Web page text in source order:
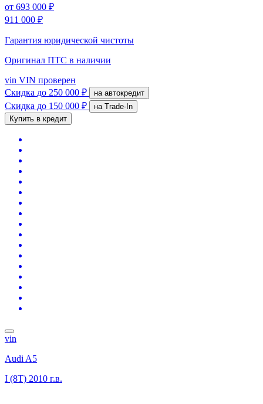
от 693 000 ₽
911 000 ₽
Гарантия юридической чистоты
Оригинал ПТС в наличии
vin VIN проверен
Скидка до 250 000 ₽ на автокредит
Скидка до 150 000 ₽
на Trade-In
Купить в кредит
vin
Audi A5
I (8T) 2010 г.в.